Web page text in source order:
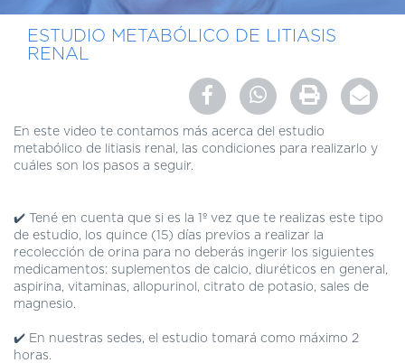
INSTRUCCIONES
PARA
PACIENTES
INVESTIGACIÓN
SEDES
MODULO
DE
AUTOGESTIÓN
CENTRAL
DE
TURNOS
|
ESTUDIO METABÓLICO DE LITIASIS
RENAL
En este video te contamos más acerca del estudio
metabólico de litiasis renal, las condiciones para realizarlo y
cuáles son los pasos a seguir.
✔️ Tené en cuenta que si es la 1º vez que te realizas este tipo
de estudio, los quince (15) días previos a realizar la
recolección de orina para no deberás ingerir los siguientes
medicamentos: suplementos de calcio, diuréticos en general,
aspirina, vitaminas, allopurinol, citrato de potasio, sales de
magnesio.
✔️ En nuestras sedes, el estudio tomará como máximo 2
horas.